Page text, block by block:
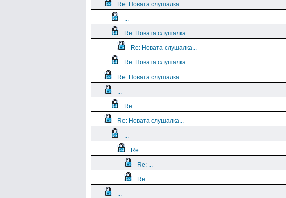
Re: Новата слушалка...
...
Re: Новата слушалка...
Re: Новата слушалка...
Re: Новата слушалка...
Re: Новата слушалка...
...
Re: ...
Re: Новата слушалка...
...
Re: ...
Re: ...
Re: ...
...